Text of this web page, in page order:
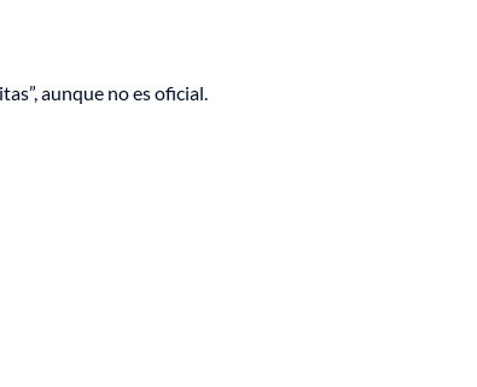
aunque no es oficial.